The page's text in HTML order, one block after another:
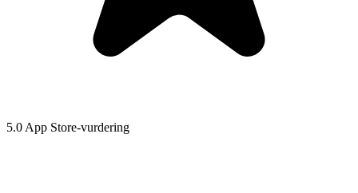
5.0 App Store-vurdering